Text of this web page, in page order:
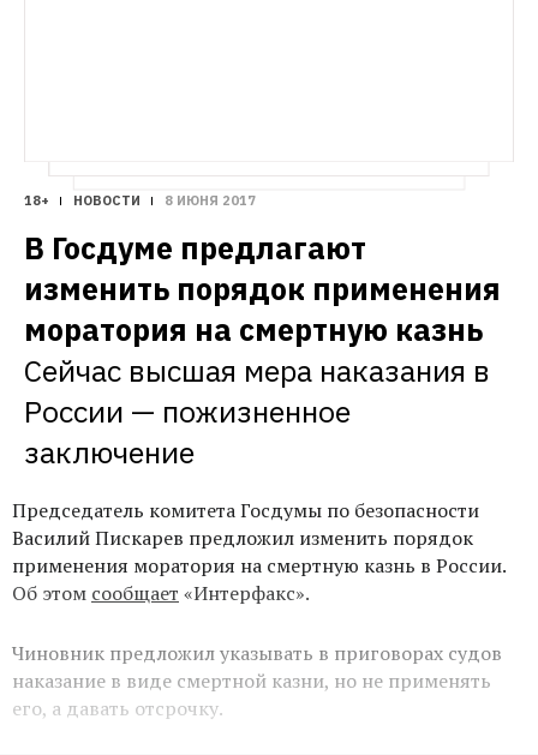
18+ НОВОСТИ 8 ИЮНЯ 2017
В Госдуме предлагают
изменить порядок применения
моратория на смертную казнь
Сейчас высшая мера наказания в
России — пожизненное
заключение
Председатель комитета Госдумы по безопасности
Василий Пискарев предложил изменить порядок
применения моратория на смертную казнь в России.
Об этом сообщает «Интерфакс».
Чиновник предложил указывать в приговорах судов
наказание в виде смертной казни, но не применять
его, а давать отсрочку.